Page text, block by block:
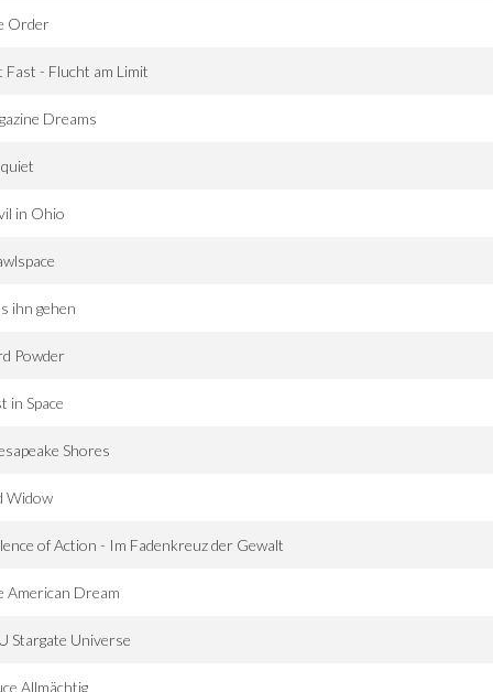
Order
Fast - Flucht am Limit
Dreams
in Ohio
ihn gehen
Powder
in Space
Shores
Widow
of Action - Im Fadenkreuz der Gewalt
American Dream
Stargate Universe
Allmächtig